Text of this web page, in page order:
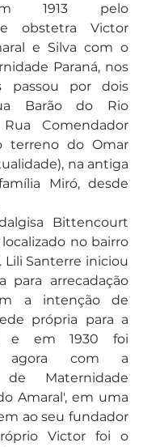
1913 pelo
obstetra Victor
e Silva com o
Paraná, nos
passou por dois
Barão do Rio
Comendador
terreno do Omar
na antiga
Miró, desde
Bittencourt
no bairro
Lili Santerre iniciou
para arrecadação
a intenção de
própria para a
e em 1930 foi
agora com a
de Maternidade
Amaral', em uma
ao seu fundador
Victor foi o